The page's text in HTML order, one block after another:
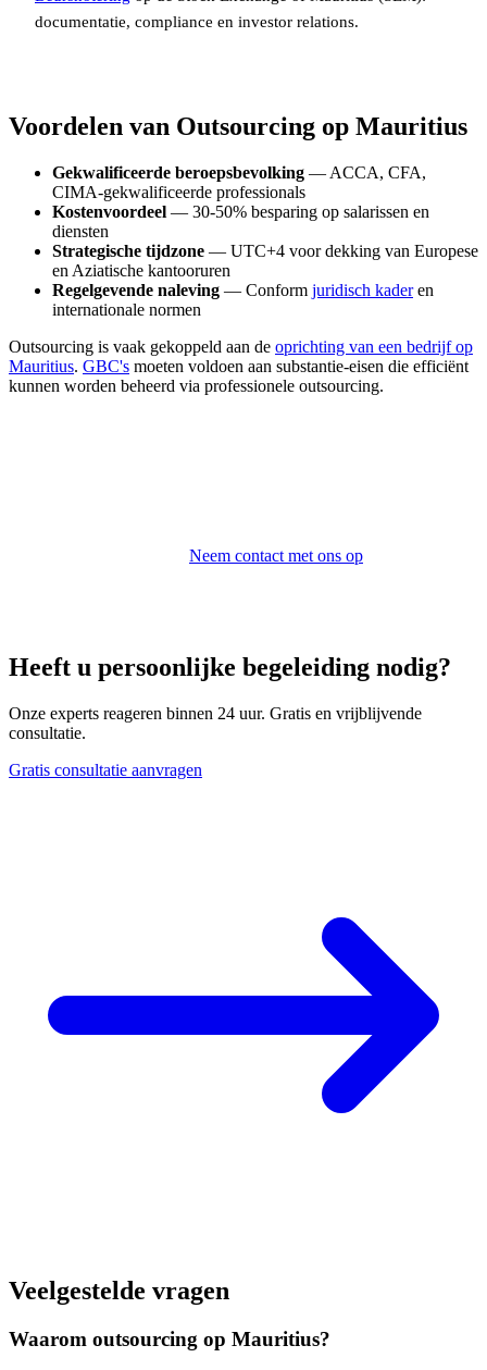
documentatie, compliance en investor relations.
Voordelen van Outsourcing op Mauritius
Gekwalificeerde beroepsbevolking — ACCA, CFA,
CIMA-gekwalificeerde professionals
Kostenvoordeel — 30-50% besparing op salarissen en
diensten
Strategische tijdzone — UTC+4 voor dekking van Europese
en Aziatische kantooruren
Regelgevende naleving — Conform juridisch kaderen
internationale normen
Outsourcing is vaak gekoppeld aan de oprichting van een bedrijf op
Mauritius. GBC's moeten voldoen aan substantie-eisen die efficiënt
kunnen worden beheerd via professionele outsourcing.
Neem contact met ons op
Heeft u persoonlijke begeleiding nodig?
Onze experts reageren binnen 24 uur. Gratis en vrijblijvende
consultatie.
Gratis consultatie aanvragen
Veelgestelde vragen
Waarom outsourcing op Mauritius?